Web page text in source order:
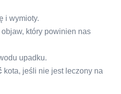
i wymioty.
który powinien nas
upadku.
kota, jeśli nie jest leczony na